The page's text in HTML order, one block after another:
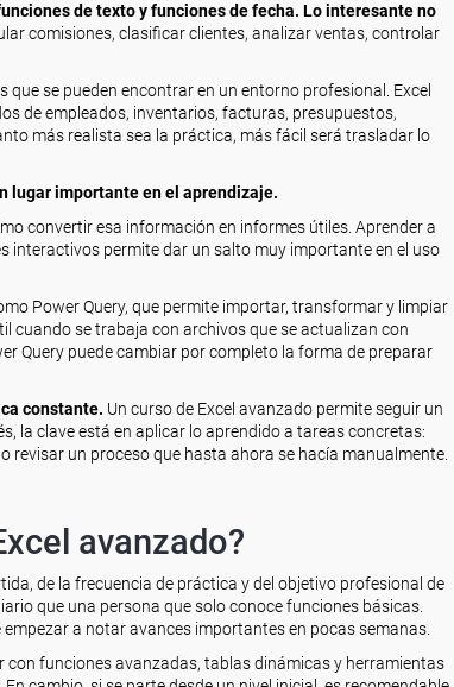
de texto y funciones de fecha. Lo interesante no
comisiones, clasificar clientes, analizar ventas, controlar
se pueden encontrar en un entorno profesional. Excel
de empleados, inventarios, facturas, presupuestos,
más realista sea la práctica, más fácil será trasladar lo
lugar importante en el aprendizaje.
convertir esa información en informes útiles. Aprender a
interactivos permite dar un salto muy importante en el uso
Power Query, que permite importar, transformar y limpiar
cuando se trabaja con archivos que se actualizan con
Query puede cambiar por completo la forma de preparar
constante. Un curso de Excel avanzado permite seguir un
la clave está en aplicar lo aprendido a tareas concretas:
un proceso que hasta ahora se hacía manualmente.
avanzado?
de la frecuencia de práctica y del objetivo profesional de
que una persona que solo conoce funciones básicas.
a notar avances importantes en pocas semanas.
funciones avanzadas, tablas dinámicas y herramientas